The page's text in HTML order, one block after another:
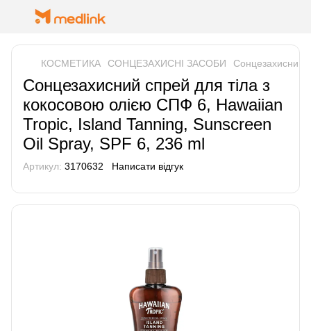
КОСМЕТИКА СОНЦЕЗАХИСНІ ЗАСОБИ Cонцезахисний
Cонцезахисний спрей для тіла з
кокосовою олією СПФ 6, Hawaiian
Tropic, Island Tanning, Sunscreen
Oil Spray, SPF 6, 236 ml
Артикул: 3170632 Написати відгук